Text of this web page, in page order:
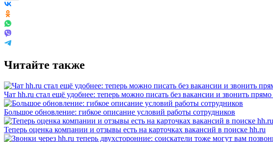
Читайте также
Чат hh.ru стал ещё удобнее: теперь можно писать без вакансии и звонить прямо
Большое обновление: гибкое описание условий работы сотрудников
Теперь оценка компании и отзывы есть на карточках вакансий в поиске hh.ru